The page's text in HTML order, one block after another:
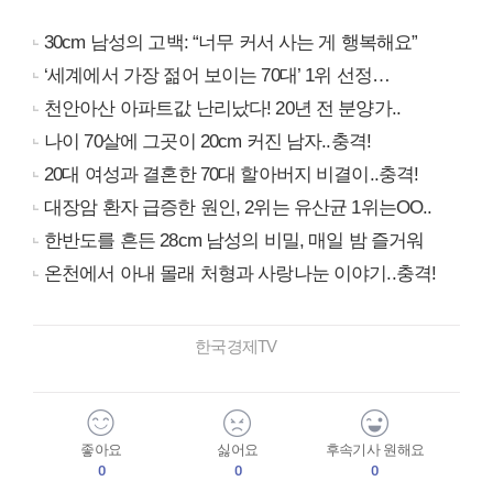
30cm 남성의 고백: “너무 커서 사는 게 행복해요”
‘세계에서 가장 젊어 보이는 70대’ 1위 선정…
천안아산 아파트값 난리났다! 20년 전 분양가..
나이 70살에 그곳이 20cm 커진 남자..충격!
20대 여성과 결혼한 70대 할아버지 비결이..충격!
대장암 환자 급증한 원인, 2위는 유산균 1위는OO..
한반도를 흔든 28cm 남성의 비밀, 매일 밤 즐거워
온천에서 아내 몰래 처형과 사랑나눈 이야기..충격!
한국경제TV
좋아요
0
싫어요
0
후속기사 원해요
0